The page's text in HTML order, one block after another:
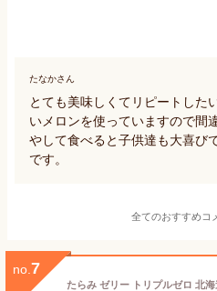
たなかさん
とても美味しくてリピートした
いメロンを使っていますので間
やして食べると子供達も大喜び
です。
全てのおすすめコ
no. 7